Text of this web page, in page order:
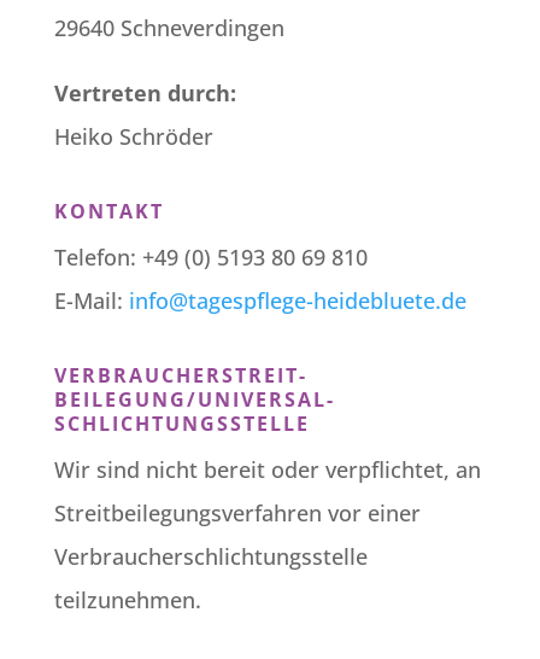
29640 Schneverdingen
Vertreten durch:
Heiko Schröder
KONTAKT
Telefon: +49 (0) 5193 80 69 810
E-Mail: info@tagespflege-heidebluete.de
VERBRAUCHER­STREIT­
BEILEGUNG/UNIVERSAL­
SCHLICHTUNGS­STELLE
Wir sind nicht bereit oder verpflichtet, an
Streitbeilegungsverfahren vor einer
Verbraucherschlichtungsstelle
teilzunehmen.